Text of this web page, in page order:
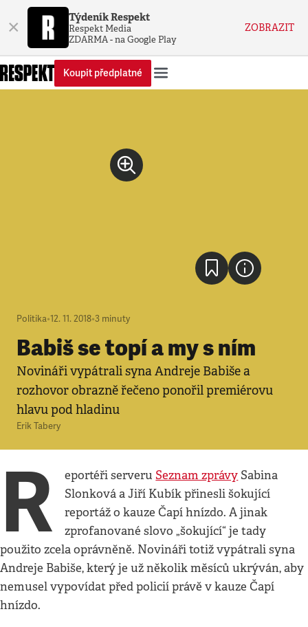
× Týdeník Respekt
Respekt Media
ZDARMA - na Google Play
ZOBRAZIT
Koupit předplatné
Politika•12. 11. 2018•3 minuty
Babiš se topí a my s ním
Novináři vypátrali syna Andreje Babiše a
rozhovor obrazně řečeno ponořil premiérovu
hlavu pod hladinu
Erik Tabery
R eportéři serveru Seznam zprávy Sabina
Slonková a Jiří Kubík přinesli šokující
reportáž o kauze Čapí hnízdo. A jinak
zprofanované slovo „šokující“ je tady
použito zcela oprávněně. Novináři totiž vypátrali syna
Andreje Babiše, který je už několik měsíců ukrýván, aby
nemusel vypovídat před policií právě v kauze Čapí
hnízdo.